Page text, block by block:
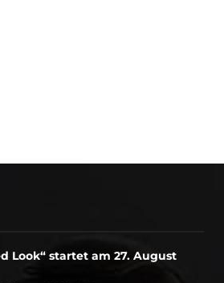
Look“ startet am 27. August